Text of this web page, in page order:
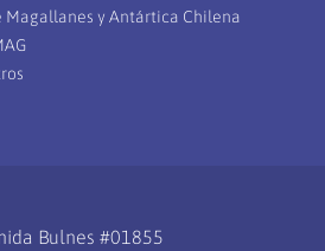
Magallanes y Antártica Chilena
Bulnes #01855